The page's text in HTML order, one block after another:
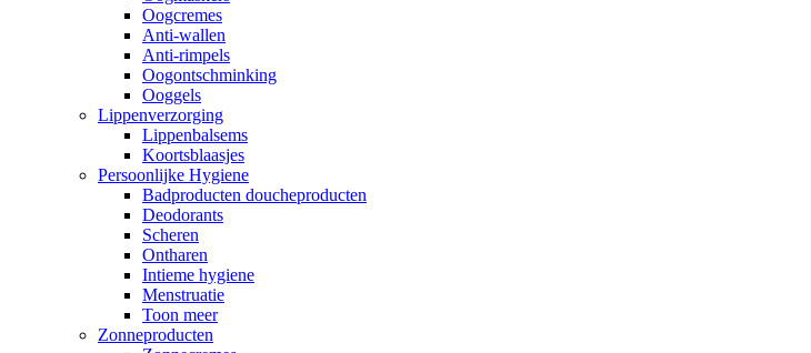
Oogcremes
Anti-wallen
Anti-rimpels
Oogontschminking
Ooggels
Lippenverzorging
Lippenbalsems
Koortsblaasjes
Persoonlijke Hygiene
Badproducten doucheproducten
Deodorants
Scheren
Ontharen
Intieme hygiene
Menstruatie
Toon meer
Zonneproducten